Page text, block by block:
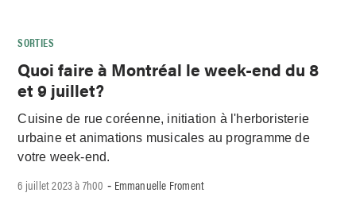
SORTIES
Quoi faire à Montréal le week-end du 8
et 9 juillet?
Cuisine de rue coréenne, initiation à l'herboristerie
urbaine et animations musicales au programme de
votre week-end.
6 juillet 2023 à 7h00 - Emmanuelle Froment